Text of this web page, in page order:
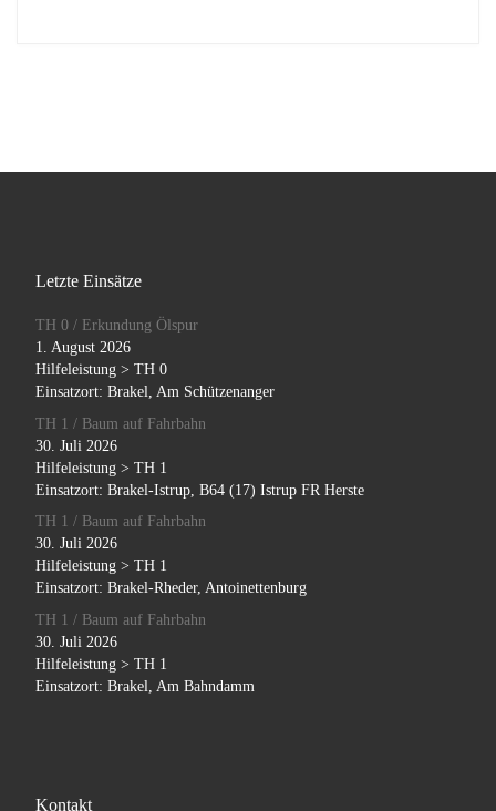
Letzte Einsätze
TH 0 / Erkundung Ölspur
1. August 2026
Hilfeleistung > TH 0
Einsatzort: Brakel, Am Schützenanger
TH 1 / Baum auf Fahrbahn
30. Juli 2026
Hilfeleistung > TH 1
Einsatzort: Brakel-Istrup, B64 (17) Istrup FR Herste
TH 1 / Baum auf Fahrbahn
30. Juli 2026
Hilfeleistung > TH 1
Einsatzort: Brakel-Rheder, Antoinettenburg
TH 1 / Baum auf Fahrbahn
30. Juli 2026
Hilfeleistung > TH 1
Einsatzort: Brakel, Am Bahndamm
Kontakt